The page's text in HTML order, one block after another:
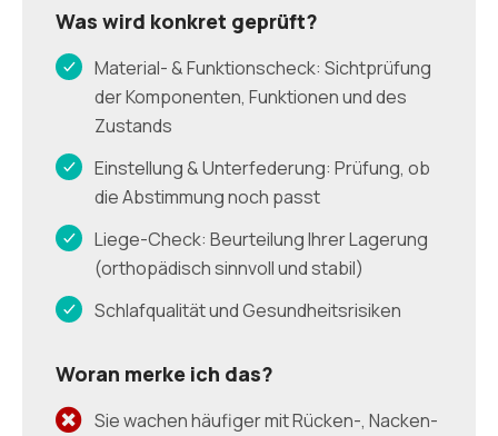
Was wird konkret geprüft?
Material- & Funktionscheck: Sichtprüfung
der Komponenten, Funktionen und des
Zustands
Einstellung & Unterfederung: Prüfung, ob
die Abstimmung noch passt
Liege-Check: Beurteilung Ihrer Lagerung
(orthopädisch sinnvoll und stabil)
Schlafqualität und Gesundheitsrisiken
Woran merke ich das?
Sie wachen häufiger mit Rücken-, Nacken-